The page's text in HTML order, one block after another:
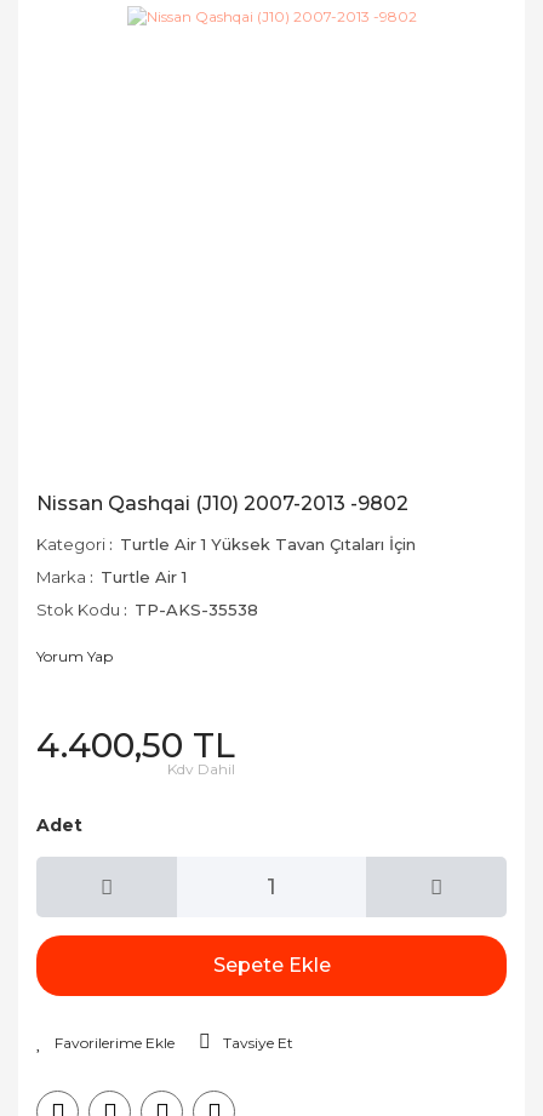
Nissan Qashqai (J10) 2007-2013 -9802
Kategori
Turtle Air 1 Yüksek Tavan Çıtaları İçin
Marka
Turtle Air 1
Stok Kodu
TP-AKS-35538
Yorum Yap
4.400,50 TL
Kdv Dahil
Adet
Sepete Ekle
Tavsiye Et